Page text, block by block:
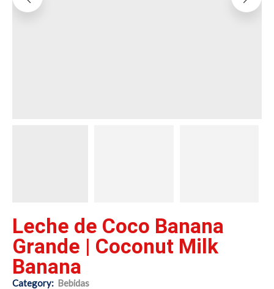
Leche de Coco Banana
Grande | Coconut Milk
Banana
Category: Bebidas